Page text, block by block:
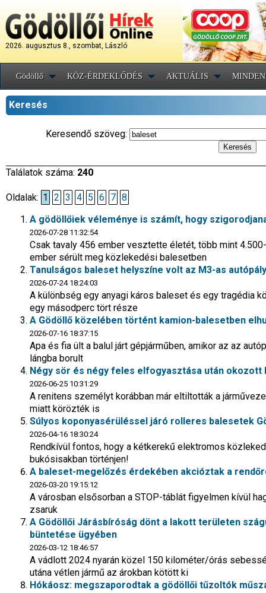
2026. augusztus 8., szombat, László
Gödöllő KÖZ-ÉRDEKLŐDÉS AKTUÁLIS
Keresés
Keresendő szöveg:
Találatok száma: 240
Oldalak: 1 2 3 4 5 6 7 8
A gödöllőiek véleménye is számít, hogy
2026-07-28 11:32:54
Csak tavaly 456 ember vesztette életét, több mint
ember sérült meg közlekedési balesetben
Tanulságos baleset helyszíne volt az M3-as
2026-07-24 18:24:03
A különbség egy anyagi káros baleset és egy tragédia
egy másodperc tört része
A Gödöllő közelében történt kamion-balesetben
2026-07-16 18:37:15
Apa és fia ült a balul járt gépjárműben, amikor az az
lángba borult
Négy sör és négy feles elfogyasztása után
2026-06-25 10:31:29
A renitens személyt korábban már eltiltották a
miatt körözték is
Súlyos koponyasérüléssel járó rolleres balesetek
2026-04-16 18:30:24
Rendkívül fontos, hogy a kétkerekű elektromos
bukósisakban történjen!
A baleset-megelőzés érdekében akcióztak a
2026-03-20 19:15:12
A városban elsősorban a STOP-táblát figyelmen kívül
zsaruk
A Gödöllői Járásbíróság dönt a lakott területen
büntetése ügyében
2026-03-12 18:46:57
A vádlott 2024 nyarán közel 150 kilométer/órás
utána vétlen jármű az árokban kötött ki
Hókáosz: megszaporodtak a gödöllői tűzoltók